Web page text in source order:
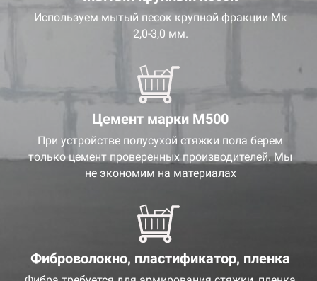
Используем мытый песок крупной фракции Мк
2,0-3,0 мм.
Цемент марки М500
При устройстве полусухой стяжки пола берем
только цемент проверенных производителей. Мы
не экономим на материалах
Фиброволокно, пластификатор, пленка